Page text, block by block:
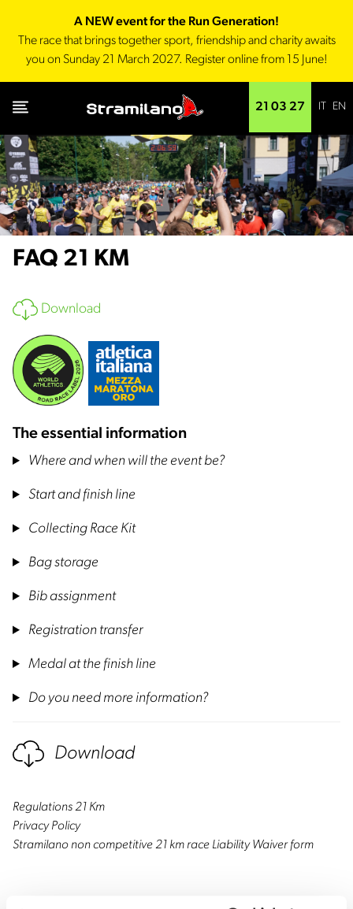
A NEW event for the Run Generation!
The race that brings together sport, friendship and charity awaits
you on Sunday 21 March 2027. Register online from 15 June!
21 03 27 EN
FAQ 21 KM
Download
The essential information
Where and when will the event be?
Start and finish line
Collecting Race Kit
Bag storage
Bib assignment
Registration transfer
Medal at the finish line
Do you need more information?
Download
Regulations 21 Km
Privacy Policy
Stramilano non competitive 21 km race Liability Waiver form